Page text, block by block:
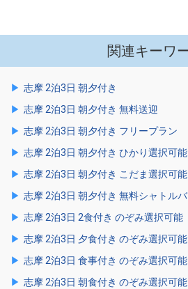
関連キーワ
志摩 2泊3日 朝夕付き
志摩 2泊3日 朝夕付き 無料送迎
志摩 2泊3日 朝夕付き フリープラン
志摩 2泊3日 朝夕付き ひかり選択可能
志摩 2泊3日 朝夕付き こだま選択可能
志摩 2泊3日 朝夕付き 無料シャトルバ
志摩 2泊3日 2食付き のぞみ選択可能
志摩 2泊3日 夕食付き のぞみ選択可能
志摩 2泊3日 食事付き のぞみ選択可能
志摩 2泊3日 朝食付き のぞみ選択可能